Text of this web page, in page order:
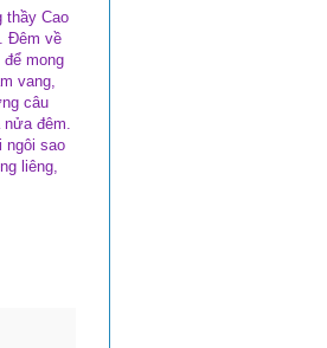
thầy Cao
Đêm về
để mong
vang,
câu
nửa đêm.
ngôi sao
liêng,